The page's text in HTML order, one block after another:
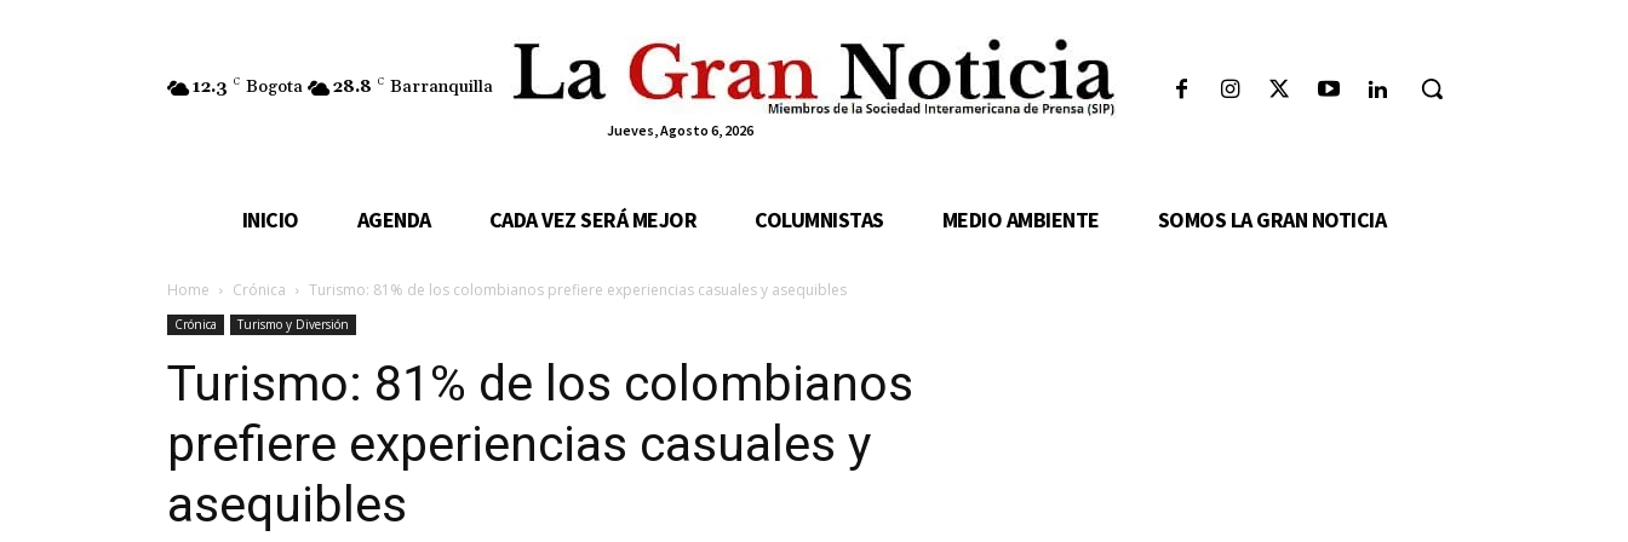
12.3 C Bogota 28.8 C Barranquilla
Jueves, Agosto 6, 2026
INICIO AGENDA CADA VEZ SERÁ MEJOR COLUMNISTAS MEDIO AMBIENTE SOMOS LA GRAN NOTICIA
Home Crónica Turismo: 81% de los colombianos prefiere experiencias casuales y asequibles
Crónica Turismo y Diversión
Turismo: 81% de los colombianos
prefiere experiencias casuales y
asequibles